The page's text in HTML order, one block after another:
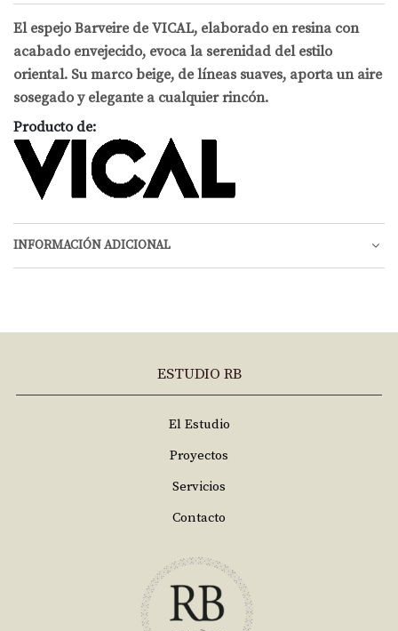
El espejo Barveire de VICAL, elaborado en resina con
acabado envejecido, evoca la serenidad del estilo
oriental. Su marco beige, de líneas suaves, aporta un aire
sosegado y elegante a cualquier rincón.
Producto de:
INFORMACIÓN ADICIONAL
ESTUDIO RB
El Estudio
Proyectos
Servicios
Contacto